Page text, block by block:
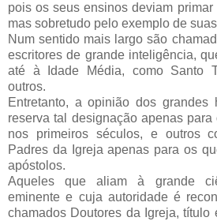
pois os seus ensinos deviam
mas sobretudo pelo exemplo de
Num sentido mais largo são
escritores de grande inteligência,
até à Idade Média, como Santo
outros.
Entretanto, a opinião dos grandes
reserva tal designação apenas
nos primeiros séculos, e outros
Padres da Igreja apenas para os
apóstolos.
Aqueles que aliam à grande
eminente e cuja autoridade é
chamados Doutores da Igreja, título